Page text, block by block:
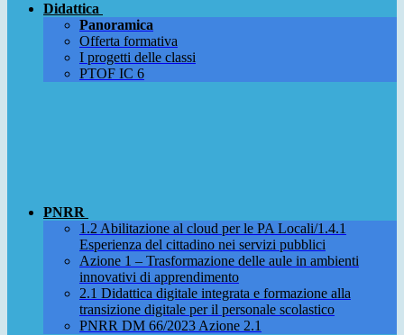
Didattica
Panoramica
Offerta formativa
I progetti delle classi
PTOF IC 6
PNRR
1.2 Abilitazione al cloud per le PA Locali/1.4.1
Esperienza del cittadino nei servizi pubblici
Azione 1 – Trasformazione delle aule in ambienti
innovativi di apprendimento
2.1 Didattica digitale integrata e formazione alla
transizione digitale per il personale scolastico
PNRR DM 66/2023 Azione 2.1